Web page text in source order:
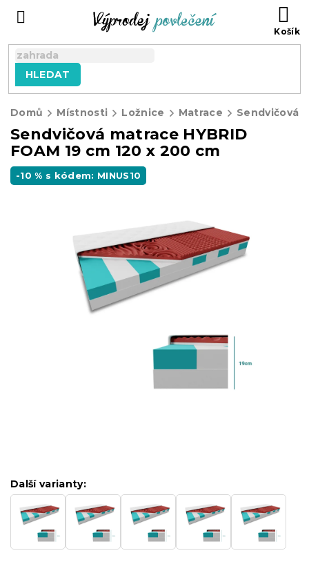
HLEDAT
Domů Místnosti Ložnice Matrace
Sendvičová matrace HYBRID
FOAM 19 cm 120 x 200 cm
-10 % s kódem: MINUS10
Další varianty: